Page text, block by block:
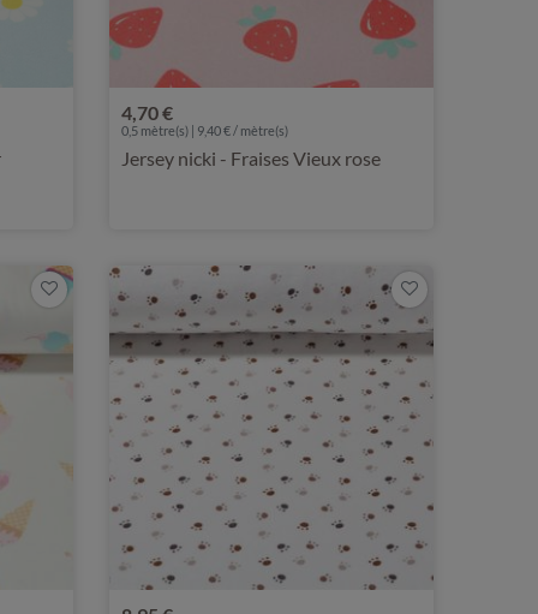
4,70 €
0,5 mètre(s) | 9,40 € / mètre(s)
Jersey nicki - Fraises Vieux rose